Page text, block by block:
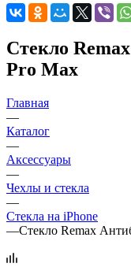
Стекло
Pro Max
Главная
—
Каталог
—
Аксессуары
—
Чехлы и стекла
—
Стекла на iPhone
—Стекло Remax